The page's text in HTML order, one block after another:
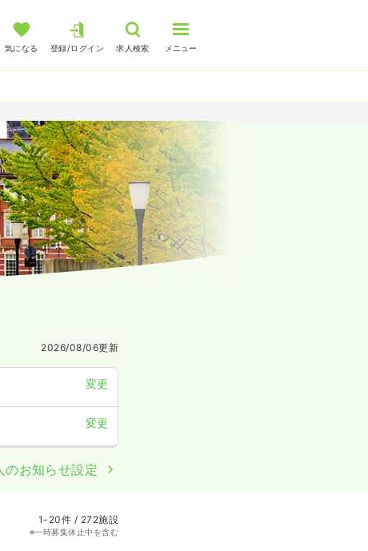
気になる 登録/ログイン 求人検索 メニュー
2026/08/06更新
変更
変更
のお知らせ設定
1-20件 / 272施設
※一時募集休止中を含む